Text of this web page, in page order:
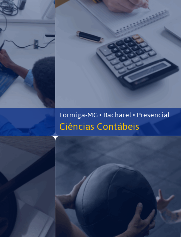
Formiga-MG • Bacharel • Presencial
Ciências Contábeis